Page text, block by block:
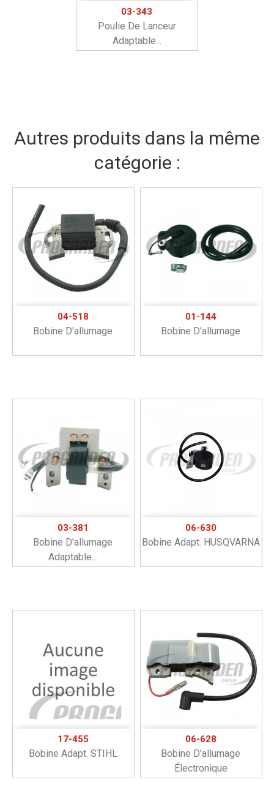
03-343
Poulie De Lanceur
Adaptable...
Autres produits dans la même
catégorie :
04-518
Bobine D'allumage
01-144
Bobine D'allumage
03-381
Bobine D'allumage
Adaptable...
06-630
Bobine Adapt. HUSQVARNA
17-455
Bobine Adapt. STIHL
06-628
Bobine D'allumage
Électronique